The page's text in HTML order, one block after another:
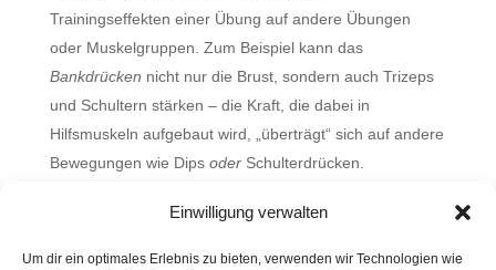
Einwilligung verwalten
Um dir ein optimales Erlebnis zu bieten, verwenden wir Technologien wie
Trainingseffekten einer Übung auf andere Übungen
oder Muskelgruppen. Zum Beispiel kann das
Bankdrücken nicht nur die Brust, sondern auch Trizeps
und Schultern stärken – die Kraft, die dabei in
Hilfsmuskeln aufgebaut wird, „überträgt“ sich auf andere
Bewegungen wie Dips oder Schulterdrücken.